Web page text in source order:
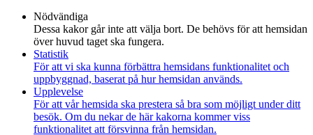
Nödvändiga
Dessa kakor går inte att välja bort. De behövs för att hemsidan
över huvud taget ska fungera.
Statistik
För att vi ska kunna förbättra hemsidans funktionalitet och
uppbyggnad, baserat på hur hemsidan används.
Upplevelse
För att vår hemsida ska prestera så bra som möjligt under ditt
besök. Om du nekar de här kakorna kommer viss
funktionalitet att försvinna från hemsidan.